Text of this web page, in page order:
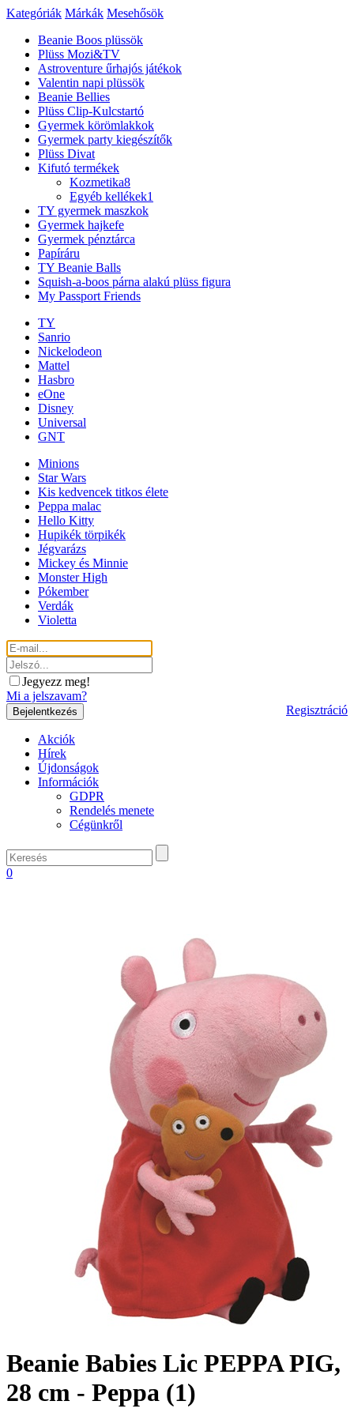
Kategóriák Márkák Mesehősök
Beanie Boos plüssök
Plüss Mozi&TV
Astroventure űrhajós játékok
Valentin napi plüssök
Beanie Bellies
Plüss Clip-Kulcstartó
Gyermek körömlakkok
Gyermek party kiegészítők
Plüss Divat
Kifutó termékek
Kozmetika8
Egyéb kellékek1
TY gyermek maszkok
Gyermek hajkefe
Gyermek pénztárca
Papíráru
TY Beanie Balls
Squish-a-boos párna alakú plüss figura
My Passport Friends
TY
Sanrio
Nickelodeon
Mattel
Hasbro
eOne
Disney
Universal
GNT
Minions
Star Wars
Kis kedvencek titkos élete
Peppa malac
Hello Kitty
Hupikék törpikék
Jégvarázs
Mickey és Minnie
Monster High
Pókember
Verdák
Violetta
Jegyezz meg!
Mi a jelszavam?
Regisztráció
Akciók
Hírek
Újdonságok
Információk
GDPR
Rendelés menete
Cégünkről
0
Beanie Babies Lic PEPPA PIG,
28 cm - Peppa (1)